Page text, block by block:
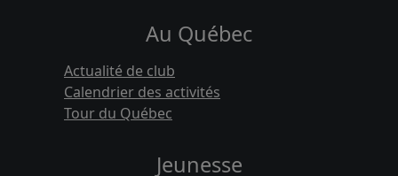
Au Québec
Actualité de club
Calendrier des activités
Tour du Québec
Jeunesse